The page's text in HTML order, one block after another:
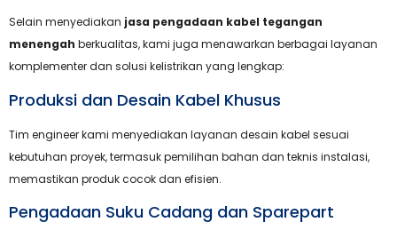
Selain menyediakan jasa pengadaan kabel tegangan
menengah berkualitas, kami juga menawarkan berbagai layanan
komplementer dan solusi kelistrikan yang lengkap:
Produksi dan Desain Kabel Khusus
Tim engineer kami menyediakan layanan desain kabel sesuai
kebutuhan proyek, termasuk pemilihan bahan dan teknis instalasi,
memastikan produk cocok dan efisien.
Pengadaan Suku Cadang dan Sparepart